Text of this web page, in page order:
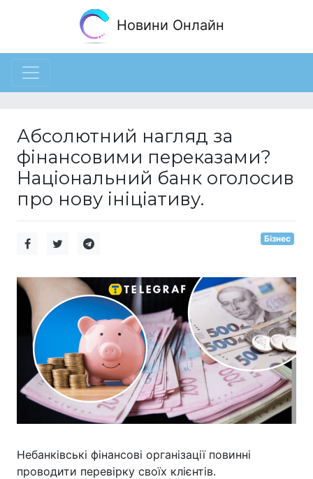
Новини Онлайн
Абсолютний нагляд за
фінансовими переказами?
Національний банк оголосив
про нову ініціативу.
Бізнес
Небанківські фінансові організації повинні
проводити перевірку своїх клієнтів.